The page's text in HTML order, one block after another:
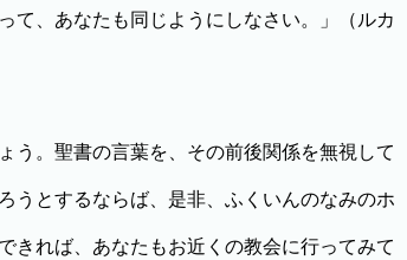
て、あなたも同じようにしなさい。」（ルカ
。聖書の言葉を、その前後関係を無視して
うとするならば、是非、ふくいんのなみのホ
きれば、あなたもお近くの教会に行ってみて